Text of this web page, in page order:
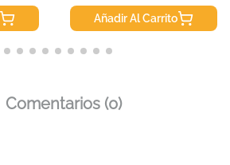
Añadir Al Carrito
Comentarios (0)